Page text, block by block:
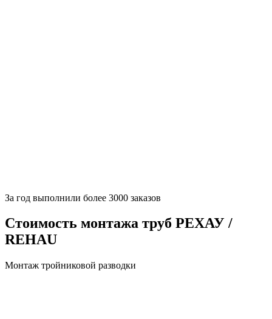
За год выполнили более 3000 заказов
Стоимость монтажа труб РЕХАУ /
REHAU
Монтаж тройниковой разводки